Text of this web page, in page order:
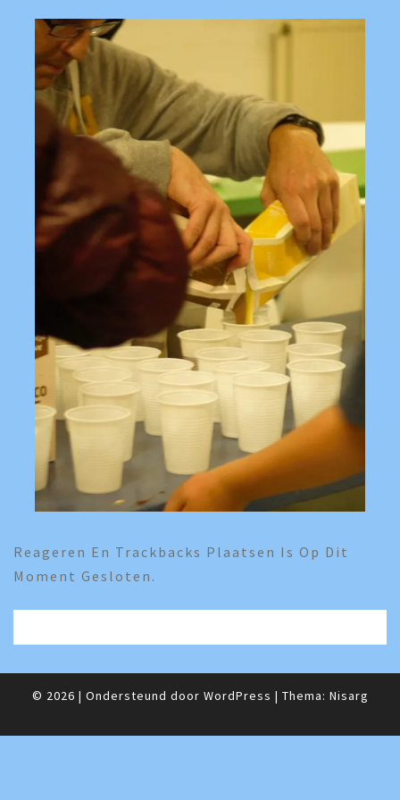
Reageren En Trackbacks Plaatsen Is Op Dit
Moment Gesloten.
© 2026 | Ondersteund door WordPress | Thema: Nisarg